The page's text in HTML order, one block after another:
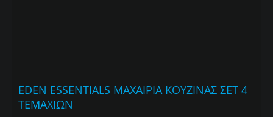
EDEN ESSENTIALS ΜΑΧΑΙΡΙΑ ΚΟΥΖΙΝΑΣ ΣET 4
ΤΕΜΑΧΙΩΝ